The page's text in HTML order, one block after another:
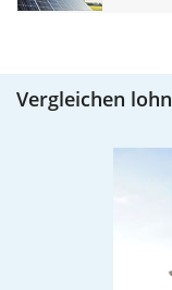
Vergleichen